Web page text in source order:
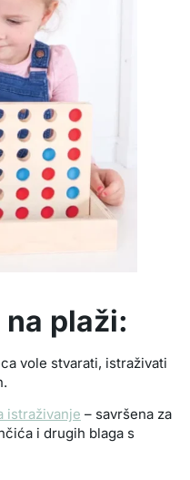
plaži:
vole stvarati, istraživati
istraživanje – savršena za
i drugih blaga s